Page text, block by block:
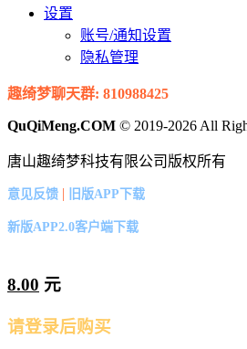
设置
账号/通知设置
隐私管理
趣绮梦聊天群: 810988425
QuQiMeng.COM © 2019-2026 All
唐山趣绮梦科技有限公司版权所有
意见反馈 | 旧版APP下载
新版APP2.0客户端下载
8.00 元
请登录后购买